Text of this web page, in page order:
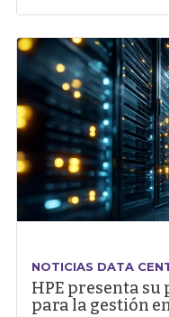
NOTICIAS DATA
HPE presenta
para la gestión